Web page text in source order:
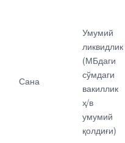
ум
Ма
рк
аз
ий
ба
нк
нг
кви
Сана
Умумий
ликвидлик
(МБдаги
сўмдаги
вакиллик
ҳ/в
умумий
қолдиғи)